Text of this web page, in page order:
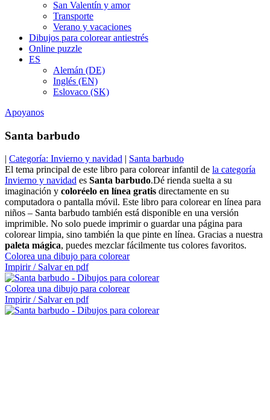
San Valentín y amor
Transporte
Verano y vacaciones
Dibujos para colorear antiestrés
Online puzzle
ES
Alemán (DE)
Inglés (EN)
Eslovaco (SK)
Apoyanos
Santa barbudo
| Categoría: Invierno y navidad | Santa barbudo
El tema principal de este libro para colorear infantil de la categoría
Invierno y navidad es Santa barbudo.Dé rienda suelta a su
imaginación y coloréelo en línea gratis directamente en su
computadora o pantalla móvil. Este libro para colorear en línea para
niños – Santa barbudo también está disponible en una versión
imprimible. No solo puede imprimir o guardar una página para
colorear limpia, sino también la que pinte en línea. Gracias a nuestra
paleta mágica, puedes mezclar fácilmente tus colores favoritos.
Colorea una dibujo para colorear
Impirir / Salvar en pdf
Colorea una dibujo para colorear
Impirir / Salvar en pdf